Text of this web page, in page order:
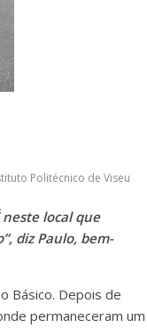
Politécnico de Viseu
neste local que
diz Paulo, bem-
Básico. Depois de
permaneceram um